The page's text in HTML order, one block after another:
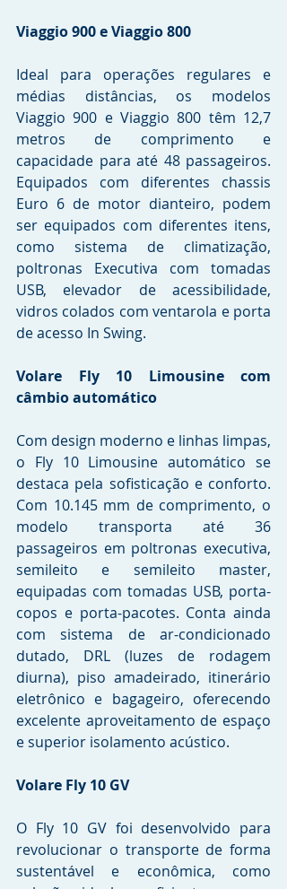
Viaggio 900 e Viaggio 800
Ideal para operações regulares e
médias distâncias, os modelos
Viaggio 900 e Viaggio 800 têm 12,7
metros de comprimento e
capacidade para até 48 passageiros.
Equipados com diferentes chassis
Euro 6 de motor dianteiro, podem
ser equipados com diferentes itens,
como sistema de climatização,
poltronas Executiva com tomadas
USB, elevador de acessibilidade,
vidros colados com ventarola e porta
de acesso In Swing.
Volare Fly 10 Limousine com
câmbio automático
Com design moderno e linhas limpas,
o Fly 10 Limousine automático se
destaca pela sofisticação e conforto.
Com 10.145 mm de comprimento, o
modelo transporta até 36
passageiros em poltronas executiva,
semileito e semileito master,
equipadas com tomadas USB, porta-
copos e porta-pacotes. Conta ainda
com sistema de ar-condicionado
dutado, DRL (luzes de rodagem
diurna), piso amadeirado, itinerário
eletrônico e bagageiro, oferecendo
excelente aproveitamento de espaço
e superior isolamento acústico.
Volare Fly 10 GV
O Fly 10 GV foi desenvolvido para
revolucionar o transporte de forma
sustentável e econômica, como